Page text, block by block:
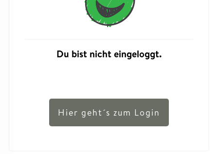
Du bist nicht eingeloggt.
Hier geht´s zum Login